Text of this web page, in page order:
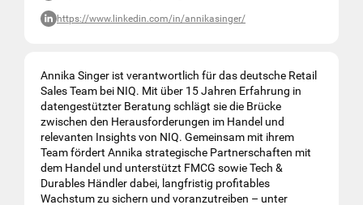
https://www.linkedin.com/in/annikasinger/
Annika Singer ist verantwortlich für das deutsche Retail
Sales Team bei NIQ. Mit über 15 Jahren Erfahrung in
datengestützter Beratung schlägt sie die Brücke
zwischen den Herausforderungen im Handel und
relevanten Insights von NIQ. Gemeinsam mit ihrem
Team fördert Annika strategische Partnerschaften mit
dem Handel und unterstützt FMCG sowie Tech &
Durables Händler dabei, langfristig profitables
Wachstum zu sichern und voranzutreiben – unter